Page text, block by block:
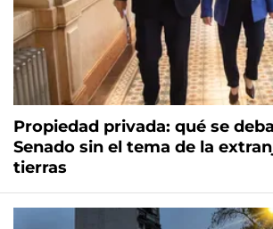
Propiedad privada: qué se
Senado sin el tema de la
tierras